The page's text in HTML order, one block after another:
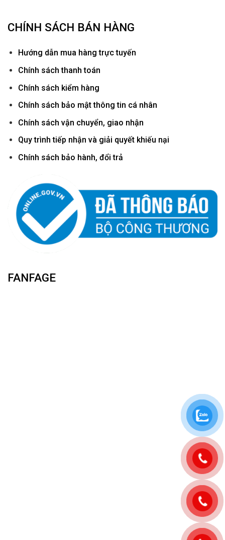
CHÍNH SÁCH BÁN HÀNG
Hướng dẫn mua hàng trực tuyến
Chính sách thanh toán
Chính sách kiểm hàng
Chính sách bảo mật thông tin cá nhân
Chính sách vận chuyển, giao nhận
Quy trình tiếp nhận và giải quyết khiếu nại
Chính sách bảo hành, đổi trả
FANFAGE